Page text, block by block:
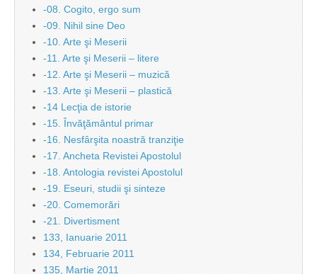
-08. Cogito, ergo sum
-09. Nihil sine Deo
-10. Arte şi Meserii
-11. Arte şi Meserii – litere
-12. Arte şi Meserii – muzică
-13. Arte şi Meserii – plastică
-14 Lecţia de istorie
-15. Învăţământul primar
-16. Nesfârşita noastră tranziţie
-17. Ancheta Revistei Apostolul
-18. Antologia revistei Apostolul
-19. Eseuri, studii şi sinteze
-20. Comemorări
-21. Divertisment
133, Ianuarie 2011
134, Februarie 2011
135, Martie 2011